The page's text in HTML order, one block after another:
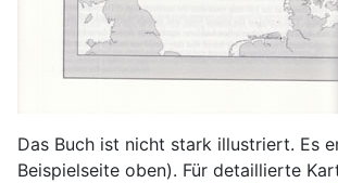
Das Buch ist nicht stark illustriert. Es
Beispielseite oben). Für detaillierte